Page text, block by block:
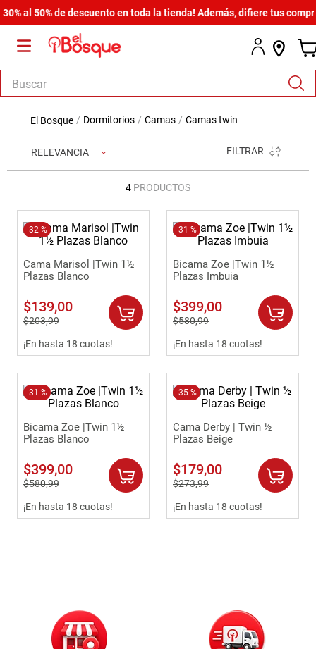
al 50% de descuento en toda la tienda! Además, difiere tus
Buscar
dormitorios camas camas twin
RELEVANCIA FILTRAR
4 PRODUCTOS
-32 %
Cama Marisol |Twin 1½
Plazas Blanco
$139,00
$203,99
¡En hasta 18 cuotas!
-31 %
Bicama Zoe |Twin 1½
Plazas Imbuia
$399,00
$580,99
¡En hasta 18 cuotas!
-31 %
Bicama Zoe |Twin 1½
Plazas Blanco
$399,00
$580,99
¡En hasta 18 cuotas!
-35 %
Cama Derby | Twin ½
Plazas Beige
$179,00
$273,99
¡En hasta 18 cuotas!
armario
zapatera
comoda
armario lux
havana master
10. camas